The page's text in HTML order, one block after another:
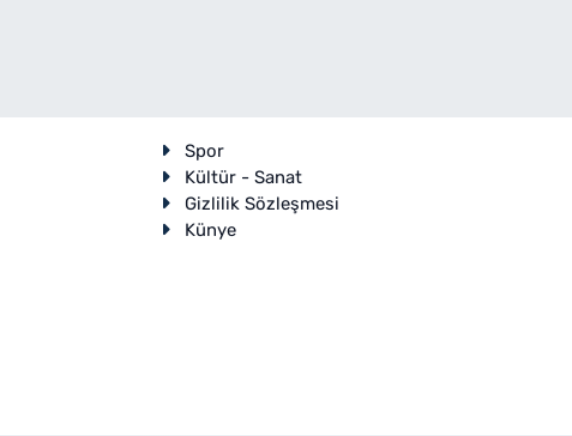
Spor
Kültür - Sanat
Gizlilik Sözleşmesi
Künye